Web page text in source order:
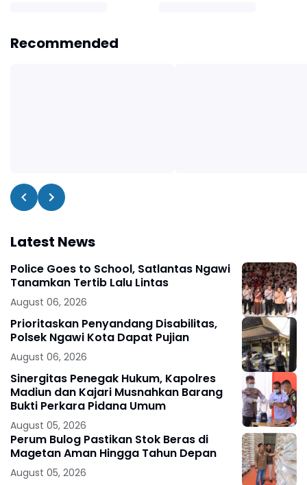
Recommended
Latest News
Police Goes to School, Satlantas Ngawi
Tanamkan Tertib Lalu Lintas
August 06, 2026
Prioritaskan Penyandang Disabilitas,
Polsek Ngawi Kota Dapat Pujian
August 06, 2026
Sinergitas Penegak Hukum, Kapolres
Madiun dan Kajari Musnahkan Barang
Bukti Perkara Pidana Umum
August 05, 2026
Perum Bulog Pastikan Stok Beras di
Magetan Aman Hingga Tahun Depan
August 05, 2026